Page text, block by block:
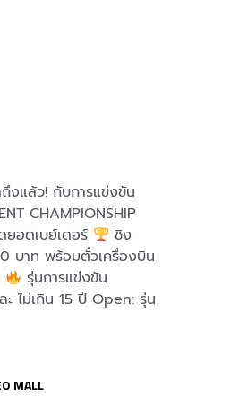
งแล้ว! กับการแข่งขัน
CHAMPIONSHIP
อดเบย์เดอร์
ชิง
บาท พร้อมตั๋วเครื่องบิน
รุ่นการแข่งขัน
ไม่เกิน 15 ปี Open: รุ่น
MALL